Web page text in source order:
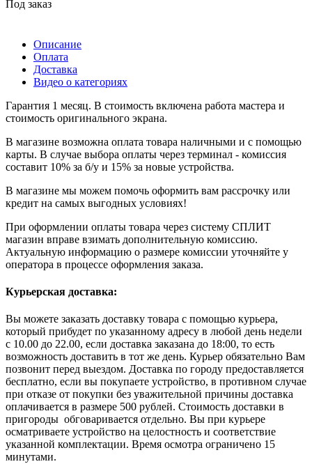
Под заказ
Описание
Оплата
Доставка
Видео о категориях
Гарантия 1 месяц. В стоимость включена работа мастера и
стоимость оригинального экрана.
В магазине возможна оплата товара наличными и с помощью
карты. В случае выбора оплаты через терминал - комиссия
составит 10% за б/у и 15% за новые устройства.
В магазине мы можем помочь оформить вам рассрочку или
кредит на самых выгодных условиях!
При оформлении оплаты товара через систему СПЛИТ
магазин вправе взимать дополнительную комиссию.
Актуальную информацию о размере комиссии уточняйте у
оператора в процессе оформления заказа.
Курьерская доставка:
Вы можете заказать доставку товара с помощью курьера,
который прибудет по указанному адресу в любой день недели
с 10.00 до 22.00, если доставка заказана до 18:00, то есть
возможность доставить в тот же день. Курьер обязательно Вам
позвонит перед выездом. Доставка по городу предоставляется
бесплатно, если вы покупаете устройство, в противном случае
при отказе от покупки без уважительной причины доставка
оплачивается в размере 500 рублей. Стоимость доставки в
пригороды обговаривается отдельно. Вы при курьере
осматриваете устройство на целостность и соответствие
указанной комплектации. Время осмотра ограничено 15
минутами.